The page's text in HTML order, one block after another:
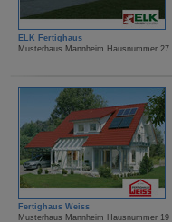
ELK Fertighaus
Musterhaus Mannheim Hausnummer 27
Fertighaus Weiss
Musterhaus Mannheim Hausnummer 19